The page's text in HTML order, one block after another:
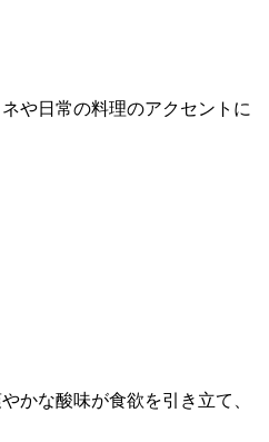
や日常の料理のアクセントに
かな酸味が食欲を引き立て、